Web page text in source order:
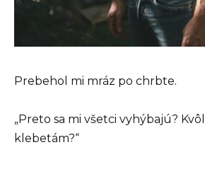
Prebehol mi mráz po chrbte.
„Preto sa mi všetci vyhýbajú?
klebetám?“